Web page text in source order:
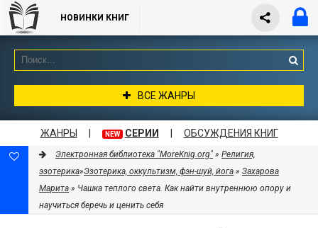
НОВИНКИ КНИГ
ВСЕ ЖАНРЫ
ЖАНРЫ NEW СЕРИИ ОБСУЖДЕНИЯ КНИГ
Электронная библиотека "MoreKnig.org" » Религия,
эзотерика»Эзотерика, оккультизм, фэн-шуй, йога » Захарова
Марита » Чашка теплого света. Как найти внутреннюю опору и
научиться беречь и ценить себя